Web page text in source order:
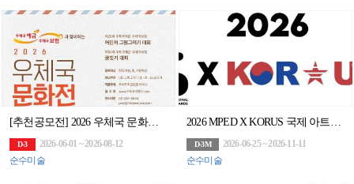
[추천공모전] 2026 우체국 문화전(~8/12)
D-3
2026-06-01 ~ 2026-08-12
순수미술
2026 MPED X KORUS 국제 아트앤디자인 공모전
D-3M
2026-06-25 ~ 2026-11-11
순수미술